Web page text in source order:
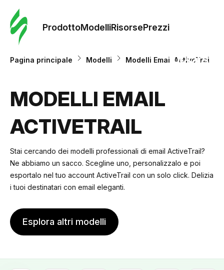
ProdottoModelliRisorsePrezzi
Modelli
Pagina principale Modelli Modelli Email ActiveTrail
MODELLI EMAIL
ACTIVETRAIL
Stai cercando dei modelli professionali di email ActiveTrail?
Ne abbiamo un sacco. Scegline uno, personalizzalo e poi
esportalo nel tuo account ActiveTrail con un solo click. Delizia
i tuoi destinatari con email eleganti.
Esplora altri modelli